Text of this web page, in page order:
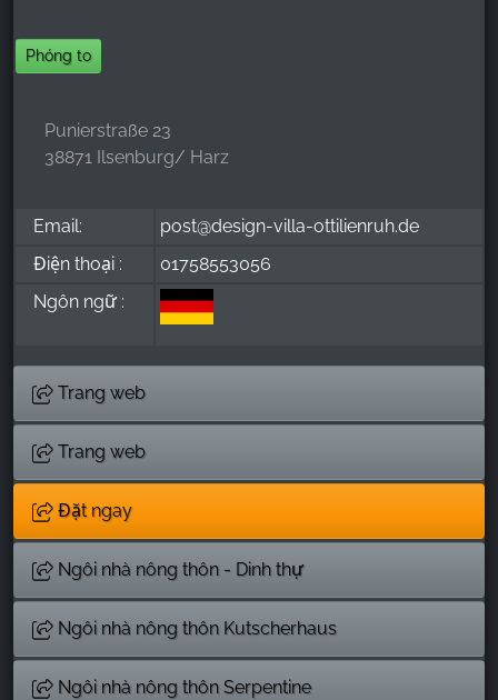
Phóng to
Punierstraße 23
38871 Ilsenburg/ Harz
Email:
post@design-villa-ottilienruh.de
Điện thoại :
01758553056
Ngôn ngữ :
Trang web
Trang web
Đặt ngay
Ngôi nhà nông thôn - Dinh thự
Ngôi nhà nông thôn Kutscherhaus
Ngôi nhà nông thôn Serpentine